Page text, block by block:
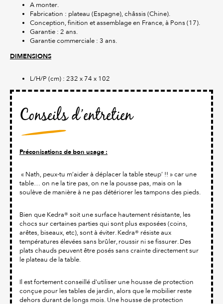
A monter.
Fabrication : plateau (Espagne), châssis (Chine).
Conception, finition et assemblage en France, à Pons (17).
Garantie : 2 ans.
Garantie commerciale : 3 ans.
DIMENSIONS
L/H/P (cm) : 232 x 74 x 102
Conseils d’entretien
Préconisations de bon usage :
« Nath, peux-tu m’aider à déplacer la table steup’ !! » car une
table… on ne la tire pas, on ne la pousse pas, mais on la
soulève de manière à ne pas détériorer les tampons des pieds.
Bien que Kedra® soit une surface hautement résistante, les
chocs sur certaines parties qui sont plus exposées (coins,
arêtes, biseaux, etc), sont à éviter. Kedra® résiste aux
températures élevées sans brûler, roussir ni se fissurer. Des
plats chauds peuvent être posés sans crainte directement sur
le plateau de la table.
Il est fortement conseillé d'utiliser une housse de protection
conçue pour les tables de jardin, alors que le mobilier reste
dehors durant de longs mois. Une housse de protection